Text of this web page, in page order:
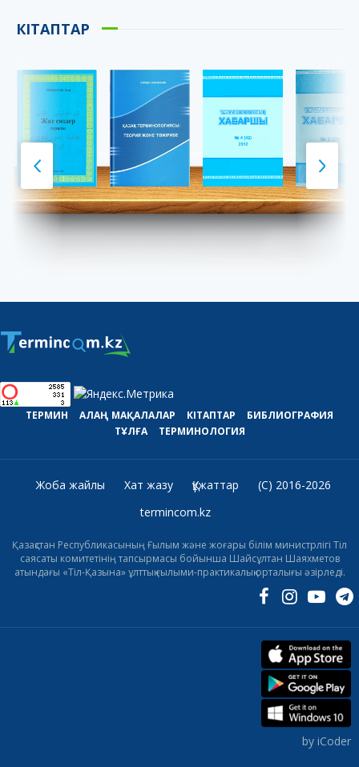
КІТАПТАР
ТЕРМИН АЛАҢ МАҚАЛАЛАР КІТАПТАР
БИБЛИОГРАФИЯ
ТҰЛҒА
ТЕРМИНОЛОГИЯ
Жоба жайлы Хат жазу Құжаттар
(C) 2016-2026
termincom.kz
Қазақстан Республикасының Ғылым және жоғары білім министрлігі Тіл
саясаты комитетінің тапсырмасы бойынша Шайсұлтан Шаяхметов
атындағы «Тіл-Қазына» ұлттық ғылыми-практикалық орталығы әзірледі.
by iCoder